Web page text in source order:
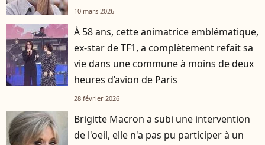
10 mars 2026
À 58 ans, cette animatrice emblématique,
ex-star de TF1, a complètement refait sa
vie dans une commune à moins de deux
heures d’avion de Paris
28 février 2026
Brigitte Macron a subi une intervention
de l'oeil, elle n'a pas pu participer à un